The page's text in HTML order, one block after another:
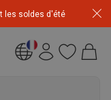
les soldes d'été